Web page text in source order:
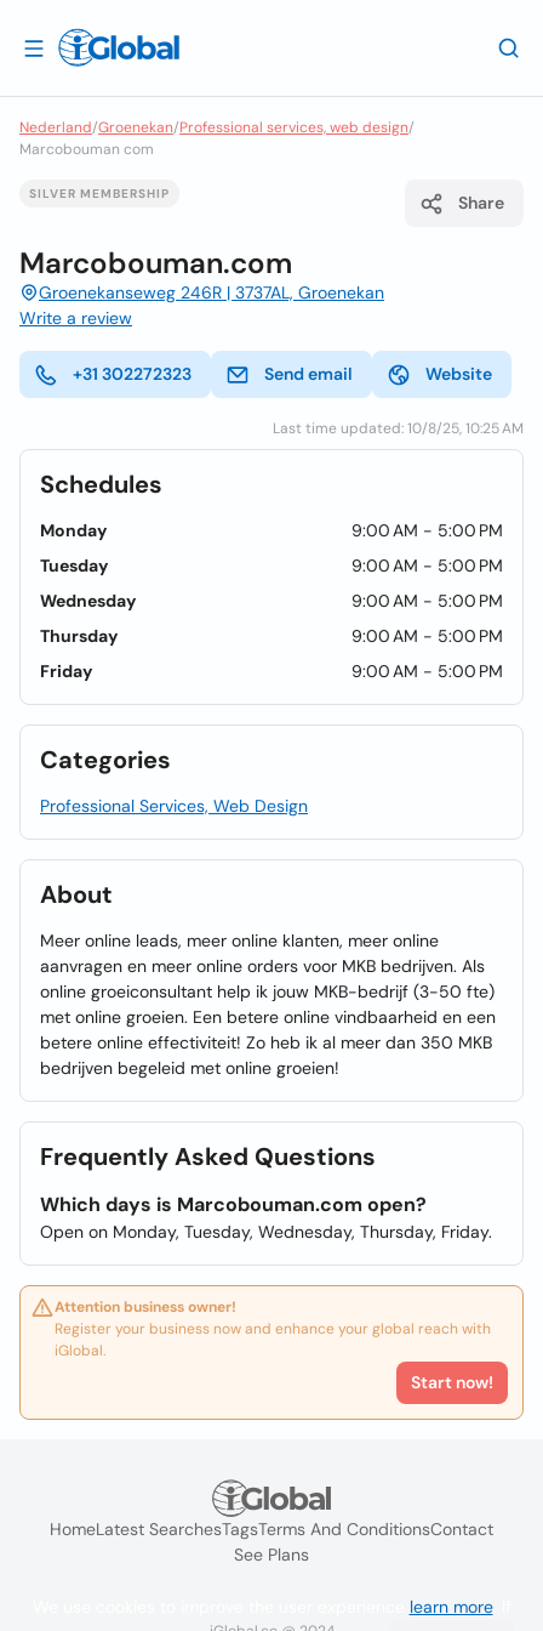
Nederland/Groenekan/Professional services, web design/
Marcobouman com
SILVER MEMBERSHIP Share
Marcobouman.com
Groenekanseweg 246R | 3737AL, Groenekan
Write a review
+31 302272323 Send email Website
Last time updated: 10/8/25, 10:25 AM
Schedules
Monday
9:00 AM - 5:00 PM
Tuesday
9:00 AM - 5:00 PM
Wednesday
9:00 AM - 5:00 PM
Thursday
9:00 AM - 5:00 PM
Friday
9:00 AM - 5:00 PM
Categories
Professional Services, Web Design
About
Meer online leads, meer online klanten, meer online
aanvragen en meer online orders voor MKB bedrijven. Als
online groeiconsultant help ik jouw MKB-bedrijf (3-50 fte)
met online groeien. Een betere online vindbaarheid en een
betere online effectiviteit! Zo heb ik al meer dan 350 MKB
bedrijven begeleid met online groeien!
Frequently Asked Questions
Which days is Marcobouman.com open?
Open on Monday, Tuesday, Wednesday, Thursday, Friday.
Attention business owner!
Register your business now and enhance your global reach with
iGlobal.
Start now!
HomeLatest SearchesTagsTerms And ConditionsContact
See Plans
learn more. If